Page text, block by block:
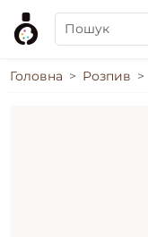
Головна Розпив